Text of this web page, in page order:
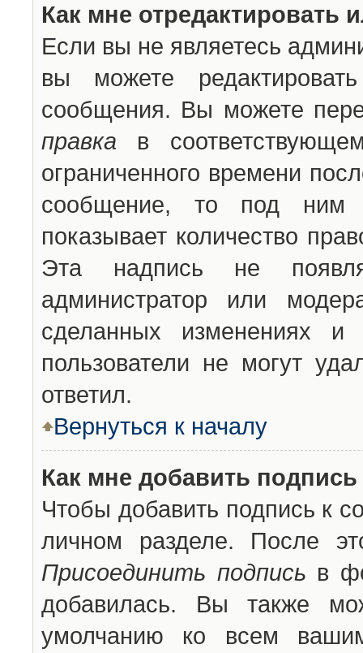
Как мне отредактировать
Если вы не являетесь
вы можете
сообщения. Вы можете
правка в
ограниченного времени
сообщение, то под ним
показывает количество
Эта надпись не
администратор или
сделанных изменениях
пользователи не могут
ответил.
Вернуться к началу
Как мне добавить
Чтобы добавить подпись к
личном разделе. После
Присоединить подпись в
добавилась. Вы также
умолчанию ко всем